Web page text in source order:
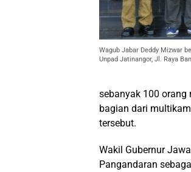
Wagub Jabar Deddy Mizwar
Unpad Jatinangor, Jl. Raya
sebanyak 100
bagian dari
tersebut.
Wakil Gubernur
Pangandaran